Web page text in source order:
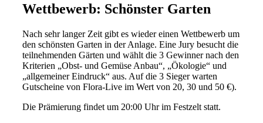
Wettbewerb: Schönster Garten
Nach sehr langer Zeit gibt es wieder einen Wettbewerb um
den schönsten Garten in der Anlage. Eine Jury besucht die
teilnehmenden Gärten und wählt die 3 Gewinner nach den
Kriterien „Obst- und Gemüse Anbau“, „Ökologie“ und
„allgemeiner Eindruck“ aus. Auf die 3 Sieger warten
Gutscheine von Flora-Live im Wert von 20, 30 und 50 €).
Die Prämierung findet um 20:00 Uhr im Festzelt statt.